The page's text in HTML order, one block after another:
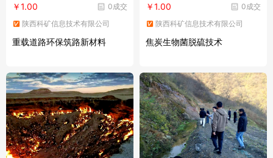
0成交
￥1.00
陕西科矿信息技术有限公司
重载道路环保筑路新材料
0成交
￥1.00
陕西科矿信息技术有限公司
焦炭生物菌脱硫技术